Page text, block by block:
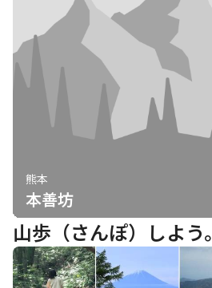
熊本
本善坊
山歩（さんぽ）しよう。